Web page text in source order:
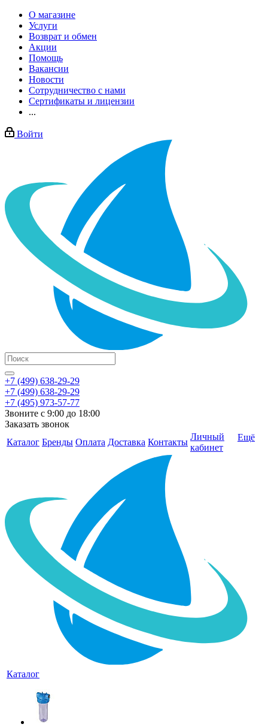
О магазине
Услуги
Возврат и обмен
Акции
Помощь
Вакансии
Новости
Сотрудничество с нами
Сертификаты и лицензии
...
Войти
+7 (499) 638-29-29
+7 (499) 638-29-29
+7 (495) 973-57-77
Звоните с 9:00 до 18:00
Заказать звонок
Каталог Бренды Оплата Доставка Контакты
Личный
кабинет
Ещё
Каталог